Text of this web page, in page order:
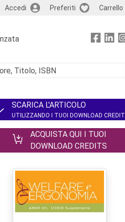
Accedi Preferiti Carrello
SCARICA L'ARTICOLO
UTILIZZANDO I TUOI DOWNLOAD CREDIT
ACQUISTA QUI I TUOI
DOWNLOAD CREDITS